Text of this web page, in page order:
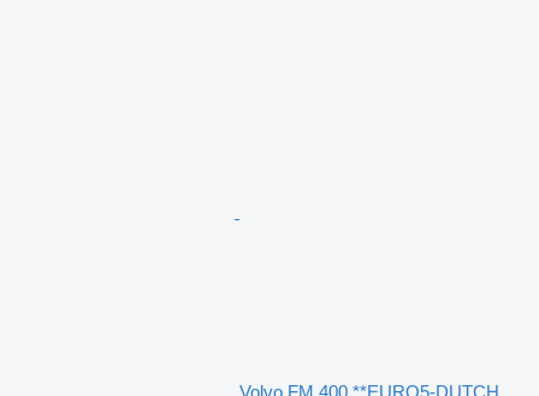
Volvo FM 400 **EURO5-DUTCH